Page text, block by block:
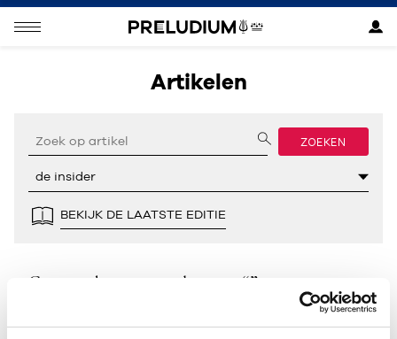
Artikelen
ZOEKEN
BEKIJK DE LAATSTE EDITIE
Geen resultaten gevonden voor “”.